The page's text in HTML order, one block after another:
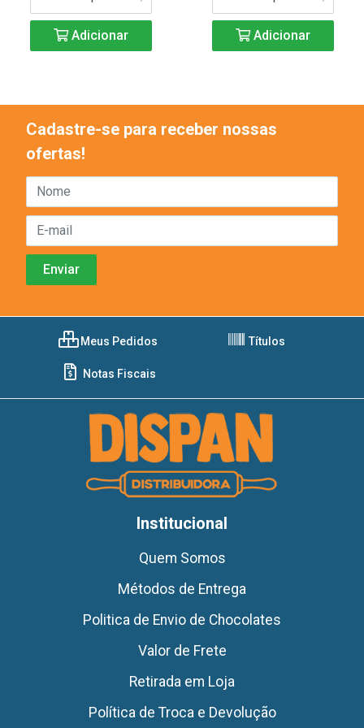
Adicionar Adicionar
Cadastre-se para receber nossas
ofertas!
Meus Pedidos Títulos
Notas Fiscais
Institucional
Quem Somos
Métodos de Entrega
Politica de Envio de Chocolates
Valor de Frete
Retirada em Loja
Política de Troca e Devolução